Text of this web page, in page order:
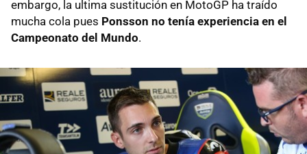
embargo, la ultima sustitución en MotoGP ha traído
mucha cola pues Ponsson no tenía experiencia en el
Campeonato del Mundo.